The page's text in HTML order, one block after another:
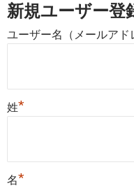
新規ユーザー登
ユーザー名（メールアド
姓*
名*